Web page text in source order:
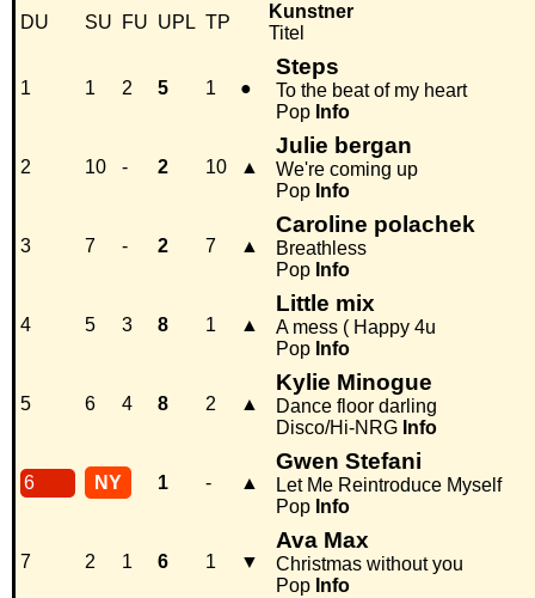
DU
SU FU UPL TP
Kunstner
Titel
1 1 2 5 1 ●
Steps
To the beat of my heart
Pop Info
2 10 - 2 10 ▲
Julie bergan
We're coming up
Pop Info
3 7 - 2 7 ▲
Caroline polachek
Breathless
Pop Info
4 5 3 8 1 ▲
Little mix
A mess ( Happy 4u
Pop Info
5 6 4 8 2 ▲
Kylie Minogue
Dance floor darling
Disco/Hi-NRG Info
6 NY 1 - ▲
Gwen Stefani
Let Me Reintroduce Myself
Pop Info
7 2 1 6 1 ▼
Ava Max
Christmas without you
Pop Info